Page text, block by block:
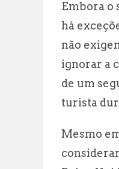
Embora o
há
não
ignorar a
de um
turista
Mesmo